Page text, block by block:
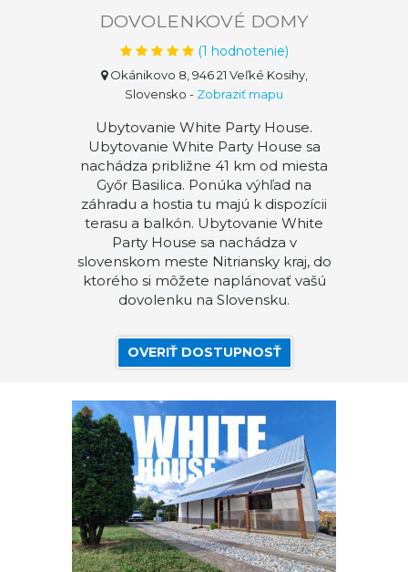
DOVOLENKOVÉ DOMY
(1 hodnotenie)
Okánikovo 8, 946 21 Veľké Kosihy,
Slovensko - Zobraziť mapu
Ubytovanie White Party House.
Ubytovanie White Party House sa
nachádza približne 41 km od miesta
Győr Basilica. Ponúka výhľad na
záhradu a hostia tu majú k dispozícii
terasu a balkón. Ubytovanie White
Party House sa nachádza v
slovenskom meste Nitriansky kraj, do
ktorého si môžete naplánovať vašú
dovolenku na Slovensku.
OVERIŤ DOSTUPNOSŤ